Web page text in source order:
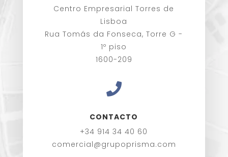
Centro Empresarial Torres de
Lisboa
Rua Tomás da Fonseca, Torre G -
1º piso
1600-209

CONTACTO
+34 914 34 40 60
comercial@grupoprisma.com